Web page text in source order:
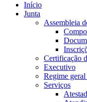
Início
Junta
Assembleia
Certificação
Executivo
Regime
Serviços